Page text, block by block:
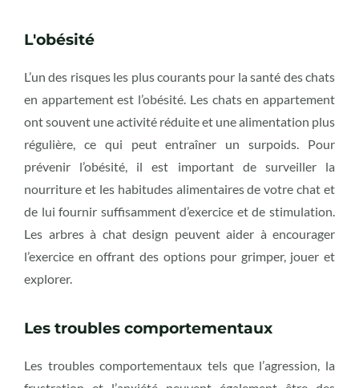
L'obésité
L’un des risques les plus courants pour la santé des chats
en appartement est l’obésité. Les chats en appartement
ont souvent une activité réduite et une alimentation plus
régulière, ce qui peut entraîner un surpoids. Pour
prévenir l’obésité, il est important de surveiller la
nourriture et les habitudes alimentaires de votre chat et
de lui fournir suffisamment d’exercice et de stimulation.
Les arbres à chat design peuvent aider à encourager
l’exercice en offrant des options pour grimper, jouer et
explorer.
Les troubles comportementaux
Les troubles comportementaux tels que l’agression, la